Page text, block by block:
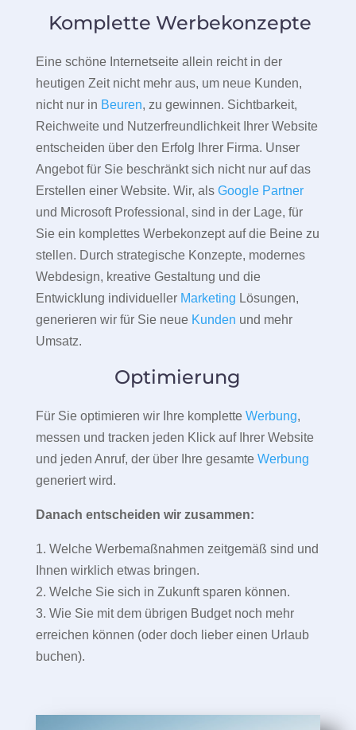
Komplette Werbekonzepte
Eine schöne Internetseite allein reicht in der
heutigen Zeit nicht mehr aus, um neue Kunden,
nicht nur in Beuren, zu gewinnen. Sichtbarkeit,
Reichweite und Nutzerfreundlichkeit Ihrer Website
entscheiden über den Erfolg Ihrer Firma. Unser
Angebot für Sie beschränkt sich nicht nur auf das
Erstellen einer Website. Wir, als Google Partner
und Microsoft Professional, sind in der Lage, für
Sie ein komplettes Werbekonzept auf die Beine zu
stellen. Durch strategische Konzepte, modernes
Webdesign, kreative Gestaltung und die
Entwicklung individueller Marketing Lösungen,
generieren wir für Sie neue Kunden und mehr
Umsatz.
Optimierung
Für Sie optimieren wir Ihre komplette Werbung,
messen und tracken jeden Klick auf Ihrer Website
und jeden Anruf, der über Ihre gesamte Werbung
generiert wird.
Danach entscheiden wir zusammen:
1. Welche Werbemaßnahmen zeitgemäß sind und
Ihnen wirklich etwas bringen.
2. Welche Sie sich in Zukunft sparen können.
3. Wie Sie mit dem übrigen Budget noch mehr
erreichen können (oder doch lieber einen Urlaub
buchen).